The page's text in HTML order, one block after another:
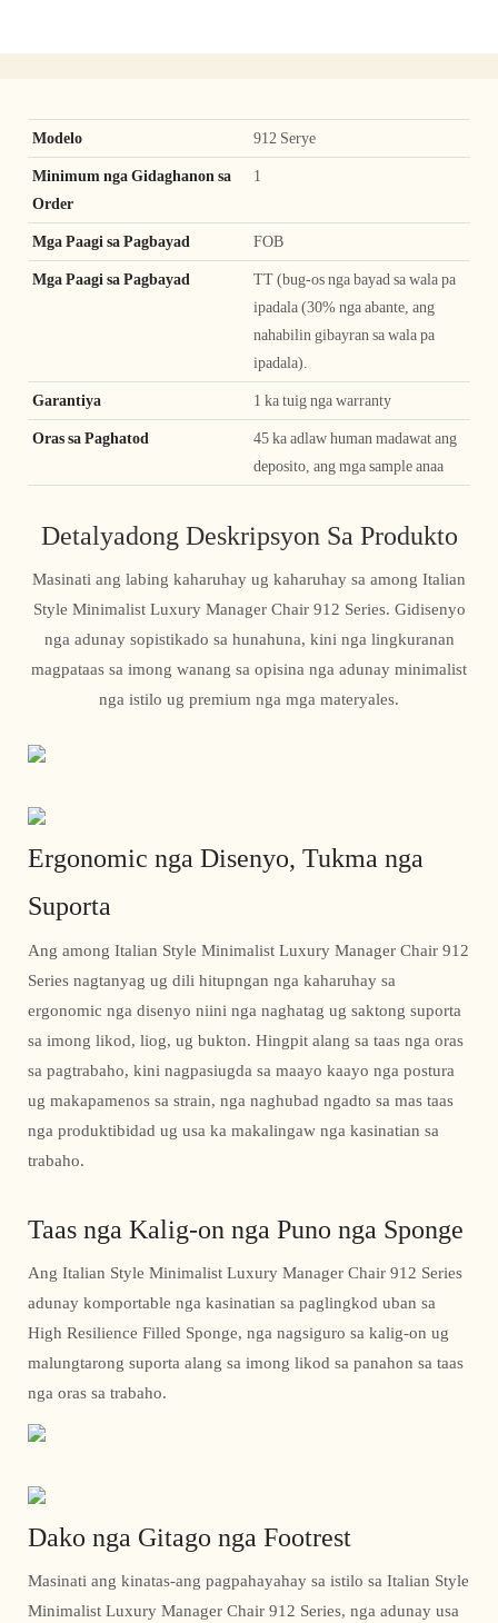
Modelo 912 Serye
Minimum nga Gidaghanon sa
Order
1
Mga Paagi sa Pagbayad FOB
Mga Paagi sa Pagbayad
TT (bug-os nga bayad sa wala pa
ipadala (30% nga abante, ang
nahabilin gibayran sa wala pa
ipadala).
Garantiya 1 ka tuig nga warranty
Oras sa Paghatod
45 ka adlaw human madawat ang
deposito, ang mga sample anaa
Detalyadong Deskripsyon Sa Produkto
Masinati ang labing kaharuhay ug kaharuhay sa among Italian
Style Minimalist Luxury Manager Chair 912 Series. Gidisenyo
nga adunay sopistikado sa hunahuna, kini nga lingkuranan
magpataas sa imong wanang sa opisina nga adunay minimalist
nga istilo ug premium nga mga materyales.
Ergonomic nga Disenyo, Tukma nga
Suporta
Ang among Italian Style Minimalist Luxury Manager Chair 912
Series nagtanyag ug dili hitupngan nga kaharuhay sa
ergonomic nga disenyo niini nga naghatag ug saktong suporta
sa imong likod, liog, ug bukton. Hingpit alang sa taas nga oras
sa pagtrabaho, kini nagpasiugda sa maayo kaayo nga postura
ug makapamenos sa strain, nga naghubad ngadto sa mas taas
nga produktibidad ug usa ka makalingaw nga kasinatian sa
trabaho.
Taas nga Kalig-on nga Puno nga Sponge
Ang Italian Style Minimalist Luxury Manager Chair 912 Series
adunay komportable nga kasinatian sa paglingkod uban sa
High Resilience Filled Sponge, nga nagsiguro sa kalig-on ug
malungtarong suporta alang sa imong likod sa panahon sa taas
nga oras sa trabaho.
Dako nga Gitago nga Footrest
Masinati ang kinatas-ang pagpahayahay sa istilo sa Italian Style
Minimalist Luxury Manager Chair 912 Series, nga adunay usa